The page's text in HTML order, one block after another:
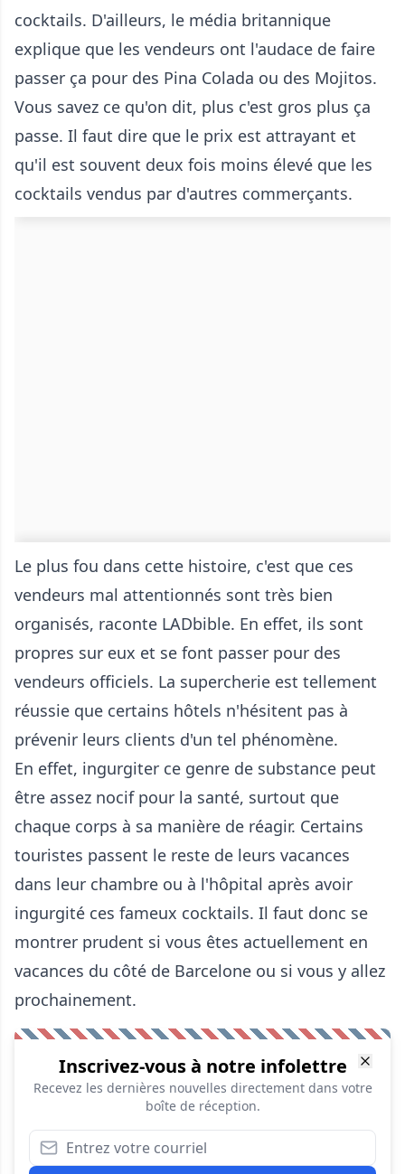
cocktails. D'ailleurs, le média britannique
explique que les vendeurs ont l'audace de faire
passer ça pour des Pina Colada ou des Mojitos.
Vous savez ce qu'on dit, plus c'est gros plus ça
passe. Il faut dire que le prix est attrayant et
qu'il est souvent deux fois moins élevé que les
cocktails vendus par d'autres commerçants.
Le plus fou dans cette histoire, c'est que ces
vendeurs mal attentionnés sont très bien
organisés, raconte LADbible. En effet, ils sont
propres sur eux et se font passer pour des
vendeurs officiels. La supercherie est tellement
réussie que certains hôtels n'hésitent pas à
prévenir leurs clients d'un tel phénomène.
En effet, ingurgiter ce genre de substance peut
être assez nocif pour la santé, surtout que
chaque corps à sa manière de réagir. Certains
touristes passent le reste de leurs vacances
dans leur chambre ou à l'hôpital après avoir
ingurgité ces fameux cocktails. Il faut donc se
montrer prudent si vous êtes actuellement en
vacances du côté de Barcelone ou si vous y allez
prochainement.
Inscrivez-vous à notre infolettre
Recevez les dernières nouvelles directement dans votre
boîte de réception.